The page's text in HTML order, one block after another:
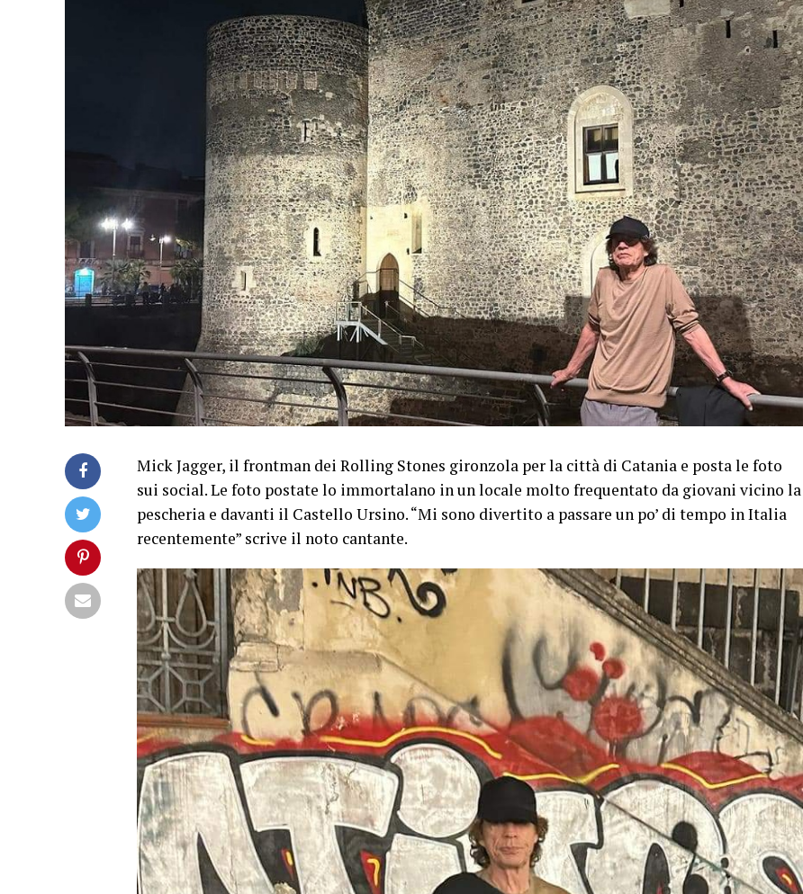
Mick Jagger, il frontman dei Rolling Stones gironzola per la città di Catania e posta le foto
sui social. Le foto postate lo immortalano in un locale molto frequentato da giovani vicino la
pescheria e davanti il Castello Ursino. “Mi sono divertito a passare un po’ di tempo in Italia
recentemente” scrive il noto cantante.